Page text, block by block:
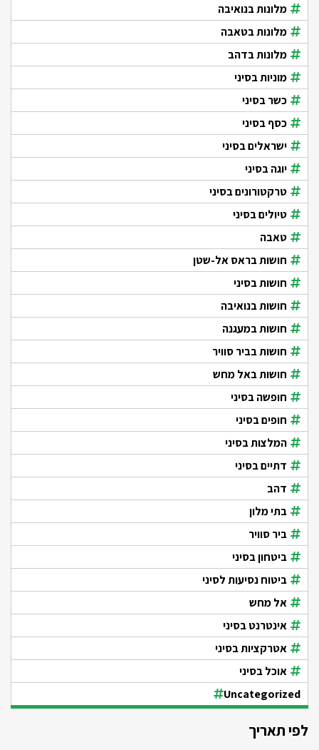
מלונות בנואיבה
מלונות בטאבה
מלונות בדהב
מוניות בסיני
כשר בסיני
כסף בסיני
ישראלים בסיני
יוגה בסיני
טרקטורונים בסיני
טיולים בסיני
טאבה
חושות בראס אל-שטן
חושות בסיני
חושות בנואיבה
חושות במעגנה
חושות בביר סוויר
חושות באל מחש
חופשה בסיני
חופים בסיני
המלצות בסיני
דתיים בסיני
דהב
בתי מלון
ביר סוויר
ביטחון בסיני
ביטוח נסיעות לסיני
אל מחש
אינטרנט בסיני
אטרקציות בסיני
אוכל בסיני
Uncategorized
לפי תאריך